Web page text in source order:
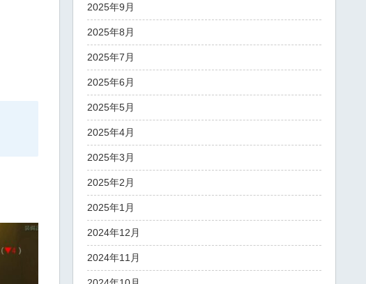
2025年9月
2025年8月
2025年7月
2025年6月
2025年5月
2025年4月
2025年3月
2025年2月
2025年1月
2024年12月
2024年11月